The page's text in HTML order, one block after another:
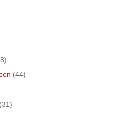
(44)